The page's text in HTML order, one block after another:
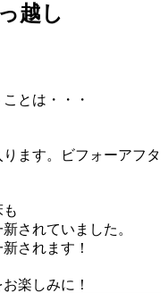
越し
とは・・・
ます。ビフォーアフタ
されていました。
されます！
楽しみに！